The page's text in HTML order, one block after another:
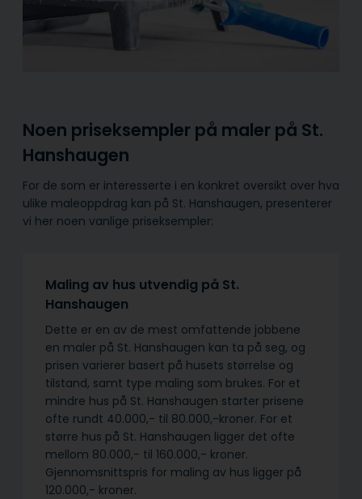
Noen priseksempler på maler på St.
Hanshaugen
For de som er interesserte i en konkret oversikt over hva
ulike maleoppdrag kan på St. Hanshaugen, presenterer
vi her noen vanlige priseksempler:
Maling av hus utvendig på St.
Hanshaugen
Dette er en av de mest omfattende jobbene
en maler på St. Hanshaugen kan ta på seg, og
prisen varierer basert på husets størrelse og
tilstand, samt type maling som brukes. For et
mindre hus på St. Hanshaugen starter prisene
ofte rundt 40.000,- til 80.000,-kroner. For et
større hus på St. Hanshaugen ligger det ofte
mellom 80.000,- til 160.000,- kroner.
Gjennomsnittspris for maling av hus ligger på
120.000,- kroner.